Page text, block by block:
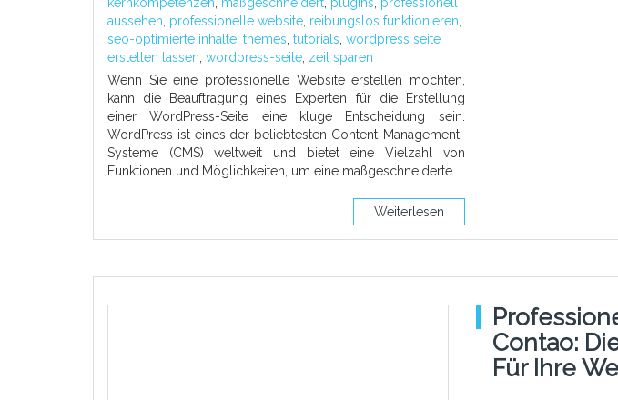
aussehen professionelle website reibungslos funktionieren
seo-optimierte inhalte themes tutorials wordpress seite
erstellen lassen wordpress-seite zeit sparen
Wenn Sie eine professionelle Website erstellen möchten,
kann die Beauftragung eines Experten für die Erstellung
einer WordPress-Seite eine kluge Entscheidung sein.
WordPress ist eines der beliebtesten Content-Management-
Systeme (CMS) weltweit und bietet eine Vielzahl von
Funktionen und Möglichkeiten, um eine maßgeschneiderte
Weiterlesen
Contao:
Für Ihre